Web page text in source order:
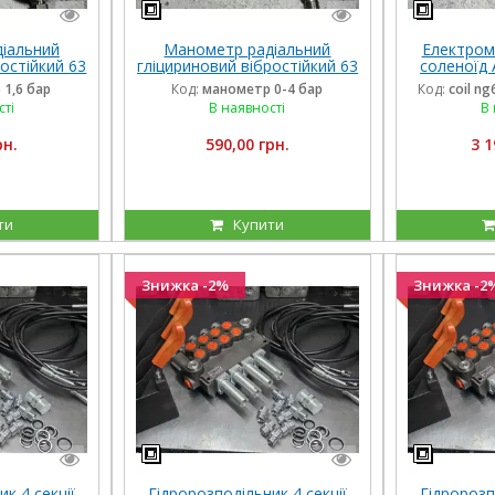
63
бар
Манометр радіальний
гліцириновий вібростійкий 63
мм 0-4 Бар Італія
Код: манометр 0-4 бар
В наявності
590,00 грн.
Купити
соленоїд
Код: coil
В
3
Знижка -2% Знижка -